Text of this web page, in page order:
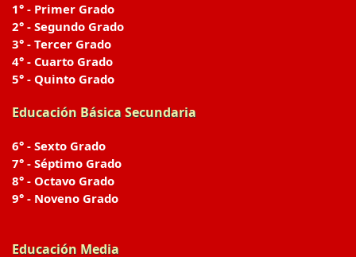
1° - Primer Grado
2° - Segundo Grado
3° - Tercer Grado
4° - Cuarto Grado
5° - Quinto Grado
Educación Básica Secundaria
6° - Sexto Grado
7° - Séptimo Grado
8° - Octavo Grado
9° - Noveno Grado
Educación Media